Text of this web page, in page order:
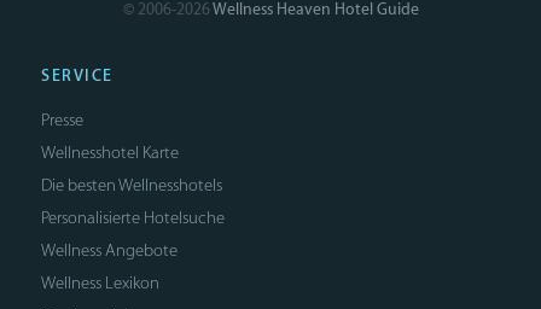
© 2006-2026Wellness Heaven Hotel Guide
SERVICE
Presse
Wellnesshotel Karte
Die besten Wellnesshotels
Personalisierte Hotelsuche
Wellness Angebote
Wellness Lexikon